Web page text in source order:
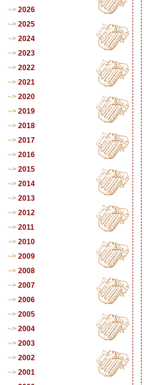
2026
2025
2024
2023
2022
2021
2020
2019
2018
2017
2016
2015
2014
2013
2012
2011
2010
2009
2008
2007
2006
2005
2004
2003
2002
2001